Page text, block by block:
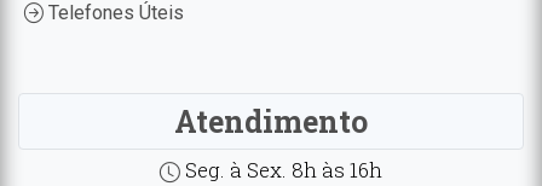
Telefones Úteis
Atendimento
Seg. à Sex. 8h às 16h